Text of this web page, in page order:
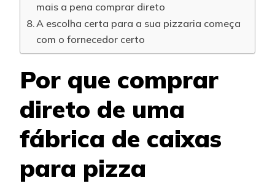
mais a pena comprar direto
A escolha certa para a sua pizzaria começa
com o fornecedor certo
Por que comprar
direto de uma
fábrica de caixas
para pizza